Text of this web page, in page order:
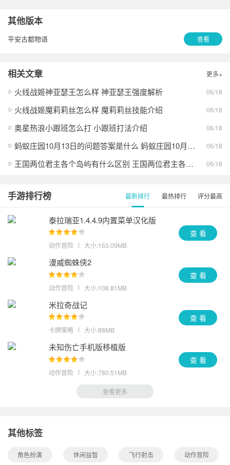
其他版本
平安古都物语 查看
相关文章 更多+
火线战姬神亚瑟王怎么样 神亚瑟王强度解析 06/18
火线战姬魔莉莉丝怎么样 魔莉莉丝技能介绍 06/18
奥星热浪小跟班怎么打 小跟班打法介绍 06/18
蚂蚁庄园10月13日的问题答案是什么 蚂蚁庄园10月13日答案最新分享 06/18
王国两位君主各个岛屿有什么区别 王国两位君主各个岛屿的异同 06/18
手游排行榜 最新排行 最热排行 评分最高
泰拉瑞亚1.4.4.9内置菜单汉化版
动作冒险 大小:163.09MB
查 看
漫威蜘蛛侠2
动作冒险 大小:108.81MB
查 看
米拉奇战记
卡牌策略 大小:88MB
查 看
未知伤亡手机版移植版
动作冒险 大小:780.51MB
查 看
查看更多
其他标签
角色扮演 休闲益智 飞行射击 动作冒险